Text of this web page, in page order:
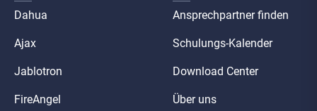
Dahua
Ajax
Jablotron
FireAngel
Ansprechpartner finden
Schulungs-Kalender
Download Center
Über uns